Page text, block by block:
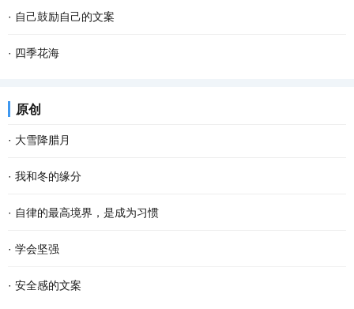
· 自己鼓励自己的文案
· 四季花海
原创
· 大雪降腊月
· 我和冬的缘分
· 自律的最高境界，是成为习惯
· 学会坚强
· 安全感的文案